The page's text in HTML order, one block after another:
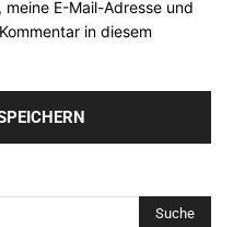
E-Mail-Adresse und
in diesem